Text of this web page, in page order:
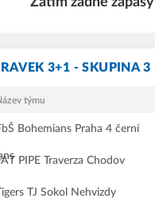
3+1 - SKUPINA 3
týmu
Bohemians Praha 4 černí
PIPE Traverza Chodov
TJ Sokol Nehvizdy